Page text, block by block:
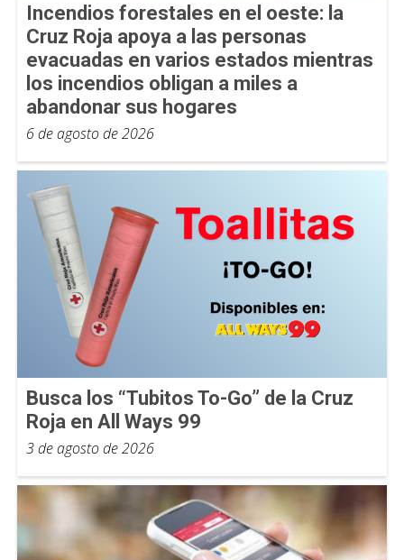
Incendios forestales en el oeste: la
Cruz Roja apoya a las personas
evacuadas en varios estados mientras
los incendios obligan a miles a
abandonar sus hogares
6 de agosto de 2026
Busca los “Tubitos To-Go” de la Cruz
Roja en All Ways 99
3 de agosto de 2026